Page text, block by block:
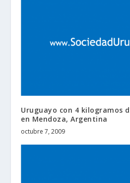
Uruguayo con 4 kilogramos
en Mendoza, Argentina
octubre 7, 2009